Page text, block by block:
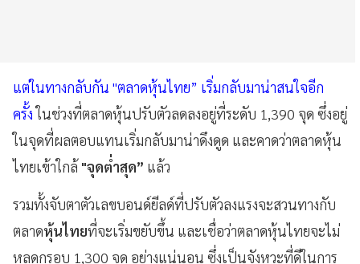
แต่ในทางกลับกัน "ตลาดหุ้นไทย” เริ่มกลับมาน่าสนใจอีก
ครั้งในช่วงที่ตลาดหุ้นปรับตัวลดลงอยู่ที่ระดับ 1,390 จุด ซึ่งอยู่
ในจุดที่ผลตอบแทนเริ่มกลับมาน่าดึงดูด และคาดว่าตลาดหุ้น
ไทยเข้าใกล้ "จุดต่ำสุด” แล้ว
รวมทั้งจับตาตัวเลขบอนด์ยีลด์ที่ปรับตัวลงแรงจะสวนทางกับ
ตลาดหุ้นไทยที่จะเริ่มขยับขึ้น และเชื่อว่าตลาดหุ้นไทยจะไม่
หลุดกรอบ 1,300 จุด อย่างแน่นอน ซึ่งเป็นจังหวะที่ดีในการ